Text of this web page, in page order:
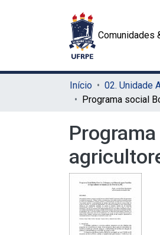
Comunidades
Início